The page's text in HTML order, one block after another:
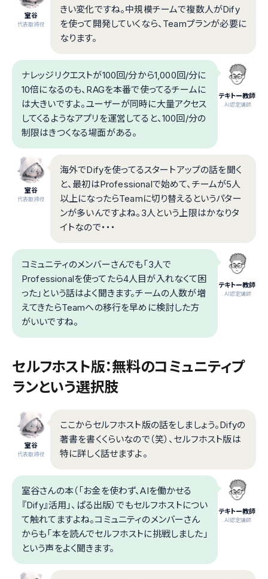
室谷
代表取締役
きい変化ですね。中規模チームで複数人がDify
を使って開発していくなら、Teamプランが必要に
なります。
テキトー教師
.AI認定講師
ナレッジリクエストが100回/分から1,000回/分に
10倍になるのも、RAGを本番で使ってるチームに
は大きいですよ。ユーザーが同時に大量アクセス
してくるようなアプリを運営してると、100回/分の
制限はきつくなる場面がある。
室谷
代表取締役
海外でDifyを使ってるスタートアップの話を聞く
と、最初はProfessionalで始めて、チームが5人
以上になったらTeamに切り替えるというパター
ンが多いんですよね。3人という上限はかなりタ
イトなので・・・
テキトー教師
.AI認定講師
コミュニティのメンバーさんでも「3人で
Professionalを使ってたら4人目が入れなくて困
った」という話はよく聞きます。チームの人数が増
えてきたらTeamへの移行を早めに検討した方
がいいですね。
セルフホスト版：無料のコミュニティプ
ランという選択肢
室谷
代表取締役
ここからセルフホスト版の話をしましょう。Difyの
著書を書くくらいなので（笑）、セルフホスト版は
特に詳しく話せますよ。
テキトー教師
.AI認定講師
室谷さんの本（「お金を使わず、AIを働かせる
『Dify』活用」、ぱる出版）でもセルフホストについ
て触れてますよね。コミュニティのメンバーさん
からも「本を読んでセルフホストに挑戦しました」
という声をよく聞きます。